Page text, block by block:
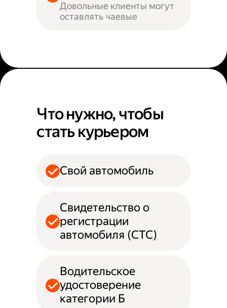
Довольные клиенты могут
оставлять чаевые
Что нужно, чтобы
стать курьером
Свой автомобиль
Свидетельство о
регистрации
автомобиля (СТС)
Водительское
удостоверение
категории Б